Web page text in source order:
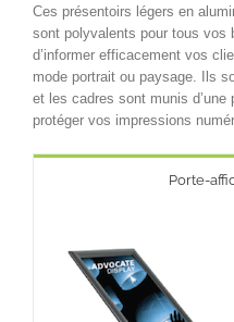
Ces présentoirs légers en
sont polyvalents pour tous vos
d’informer efficacement vos
mode portrait ou paysage. Ils
et les cadres sont munis
protéger vos impressions
Porte-